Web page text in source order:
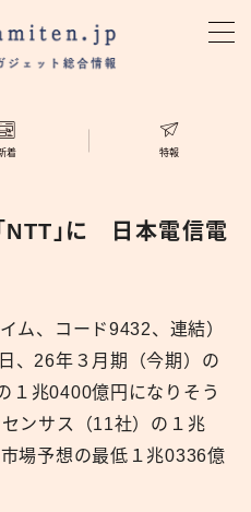
着 特報
NTT」に 日本電信電
ム、コード9432、連結）
、26年３月期（今期）の
１兆0400億円になりそう
ンサス（11社）の１兆
場予想の最低１兆0336億